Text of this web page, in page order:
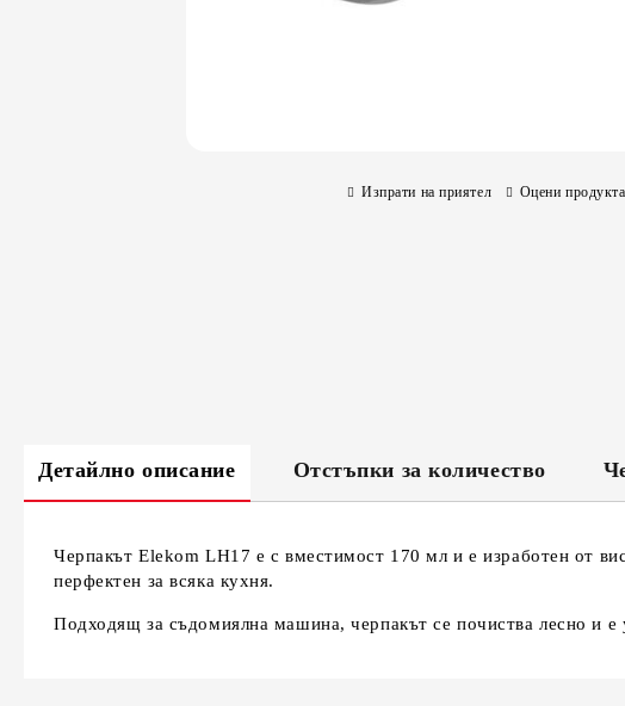
Изпрати на приятел Оцени продукта
Детайлно описание Отстъпки за количество
Черпакът Elekom LH17 е с вместимост 170 мл и е изработен от
перфектен за всяка кухня.
Подходящ за съдомиялна машина, черпакът се почиства лесно и е